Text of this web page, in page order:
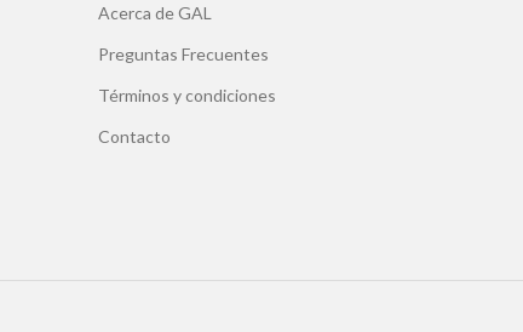
Acerca de GAL
Preguntas Frecuentes
Términos y condiciones
Contacto